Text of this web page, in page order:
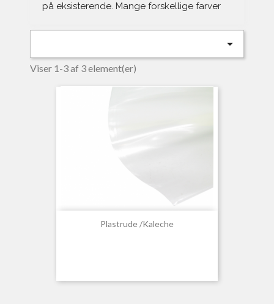
på eksisterende. Mange forskellige farver

Viser 1-3 af 3 element(er)
Plastrude /kaleche